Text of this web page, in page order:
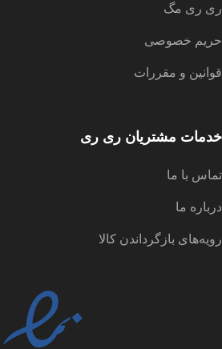
ری ری مگ
حریم خصوصی
قوانین و مقررات
خدمات مشتریان ری ری
تماس با ما
درباره ما
رویه‌های بازگرداندن کالا